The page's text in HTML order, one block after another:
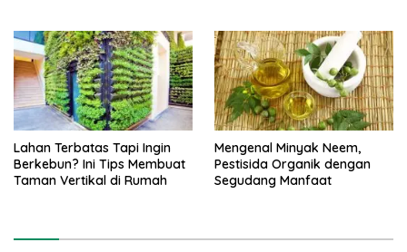
Lahan Terbatas Tapi Ingin
Berkebun? Ini Tips Membuat
Taman Vertikal di Rumah
Mengenal Minyak Neem,
Pestisida Organik dengan
Segudang Manfaat